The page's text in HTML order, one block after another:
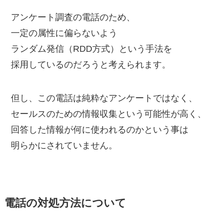
アンケート調査の電話のため、
一定の属性に偏らないよう
ランダム発信（RDD方式）という手法を
採用しているのだろうと考えられます。
但し、この電話は純粋なアンケートではなく、
セールスのための情報収集という可能性が高く、
回答した情報が何に使われるのかという事は
明らかにされていません。
電話の対処方法について